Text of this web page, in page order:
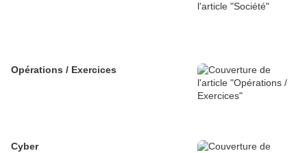
Opérations / Exercices
Cyber